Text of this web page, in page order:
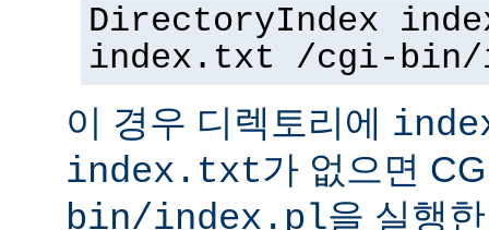
DirectoryIndex
index.txt /cgi-bin/
이 경우 디렉토리에
index.txt가 없으면
bin/index.pl을 실행